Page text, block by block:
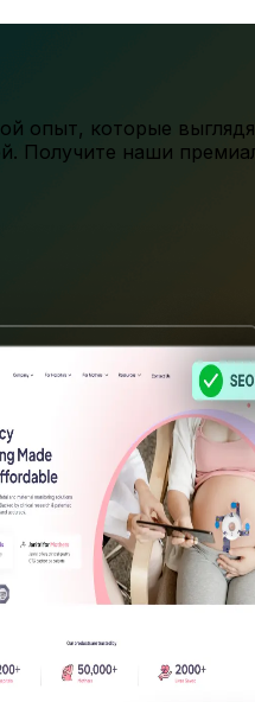
которые
Получите наши